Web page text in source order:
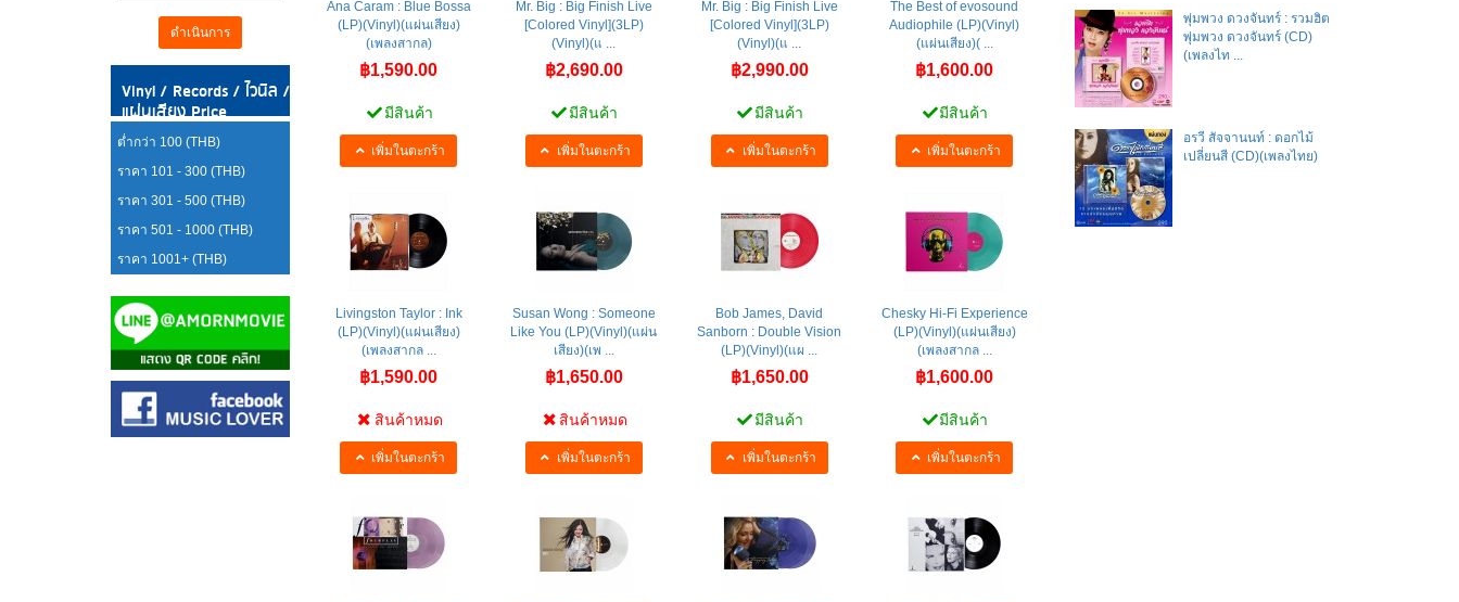
ดำเนินการ
Vinyl / Records / ไวนิล /
แผ่นเสียง Price
ต่ำกว่า 100 (THB)
ราคา 101 - 300 (THB)
ราคา 301 - 500 (THB)
ราคา 501 - 1000 (THB)
ราคา 1001+ (THB)
Ana Caram : Blue Bossa
(LP)(Vinyl)(แผ่นเสียง)
(เพลงสากล)
฿1,590.00
มีสินค้า
เพิ่มในตะกร้า
Mr. Big : Big Finish Live
[Colored Vinyl](3LP)
(Vinyl)(แ ...
฿2,690.00
มีสินค้า
เพิ่มในตะกร้า
Mr. Big : Big Finish Live
[Colored Vinyl](3LP)
(Vinyl)(แ ...
฿2,990.00
มีสินค้า
เพิ่มในตะกร้า
The Best of evosound
Audiophile (LP)(Vinyl)
(แผ่นเสียง)( ...
฿1,600.00
มีสินค้า
เพิ่มในตะกร้า
Livingston Taylor : Ink
(LP)(Vinyl)(แผ่นเสียง)
(เพลงสากล ...
฿1,590.00
สินค้าหมด
เพิ่มในตะกร้า
Susan Wong : Someone
Like You (LP)(Vinyl)(แผ่น
เสียง)(เพ ...
฿1,650.00
สินค้าหมด
เพิ่มในตะกร้า
Bob James, David
Sanborn : Double Vision
(LP)(Vinyl)(แผ ...
฿1,650.00
มีสินค้า
เพิ่มในตะกร้า
Chesky Hi-Fi Experience
(LP)(Vinyl)(แผ่นเสียง)
(เพลงสากล ...
฿1,600.00
มีสินค้า
เพิ่มในตะกร้า
พุ่มพวง ดวงจันทร์ : รวมฮิต
พุ่มพวง ดวงจันทร์ (CD)
(เพลงไท ...
อรวี สัจจานนท์ : ดอกไม้
เปลี่ยนสี (CD)(เพลงไทย)